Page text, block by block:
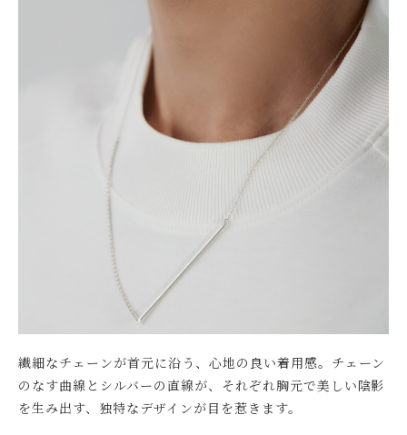
繊細なチェーンが首元に沿う、心地の良い着用感。チェーン
のなす曲線とシルバーの直線が、それぞれ胸元で美しい陰影
を生み出す、独特なデザインが目を惹きます。